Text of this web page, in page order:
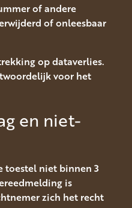
of andere
of onleesbaar
op dataverlies.
voor het
en niet-
toestel niet binnen 3
is
zich het recht